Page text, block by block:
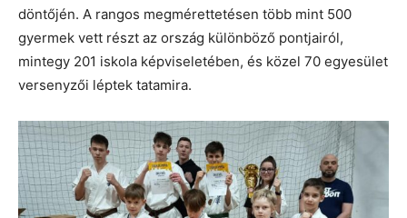
döntőjén. A rangos megmérettetésen több mint 500
gyermek vett részt az ország különböző pontjairól,
mintegy 201 iskola képviseletében, és közel 70 egyesület
versenyzői léptek tatamira.